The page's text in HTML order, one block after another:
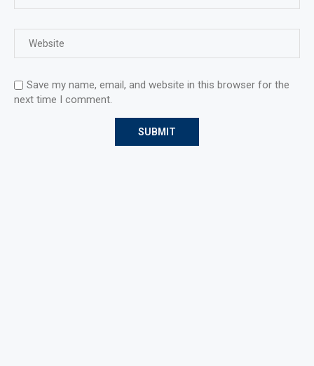
Save my name, email, and website in this browser for the
next time I comment.